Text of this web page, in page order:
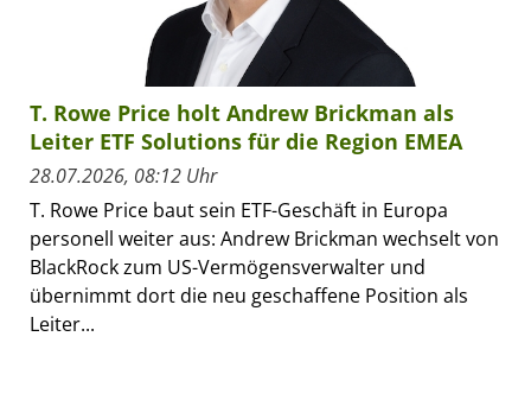
T. Rowe Price holt Andrew Brickman als
Leiter ETF Solutions für die Region EMEA
28.07.2026, 08:12 Uhr
T. Rowe Price baut sein ETF-Geschäft in Europa
personell weiter aus: Andrew Brickman wechselt von
BlackRock zum US-Vermögensverwalter und
übernimmt dort die neu geschaffene Position als
Leiter...